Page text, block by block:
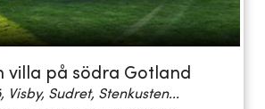
villa på södra Gotland
Visby, Sudret, Stenkusten...